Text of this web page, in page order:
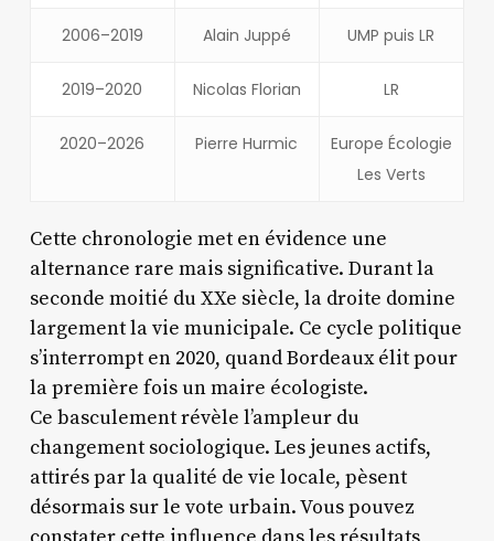
2006–2019 Alain Juppé UMP puis LR
2019–2020 Nicolas Florian LR
2020–2026 Pierre Hurmic
Europe Écologie
Les Verts
Cette chronologie met en évidence une
alternance rare mais significative. Durant la
seconde moitié du XXe siècle, la droite domine
largement la vie municipale. Ce cycle politique
s’interrompt en 2020, quand Bordeaux élit pour
la première fois un maire écologiste.
Ce basculement révèle l’ampleur du
changement sociologique. Les jeunes actifs,
attirés par la qualité de vie locale, pèsent
désormais sur le vote urbain. Vous pouvez